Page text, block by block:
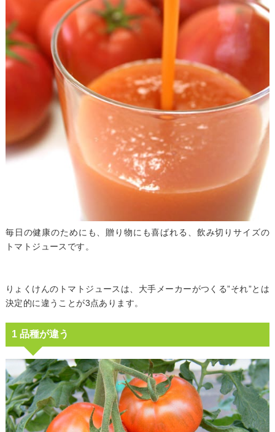
毎日の健康のためにも、贈り物にも喜ばれる、飲み切りサイズの
トマトジュースです。
りょくけんのトマトジュースは、大手メーカーがつくる”それ”とは
決定的に違うことが3点あります。
1 品種が違う